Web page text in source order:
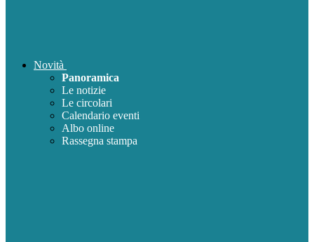
Novità
Panoramica
Le notizie
Le circolari
Calendario eventi
Albo online
Rassegna stampa